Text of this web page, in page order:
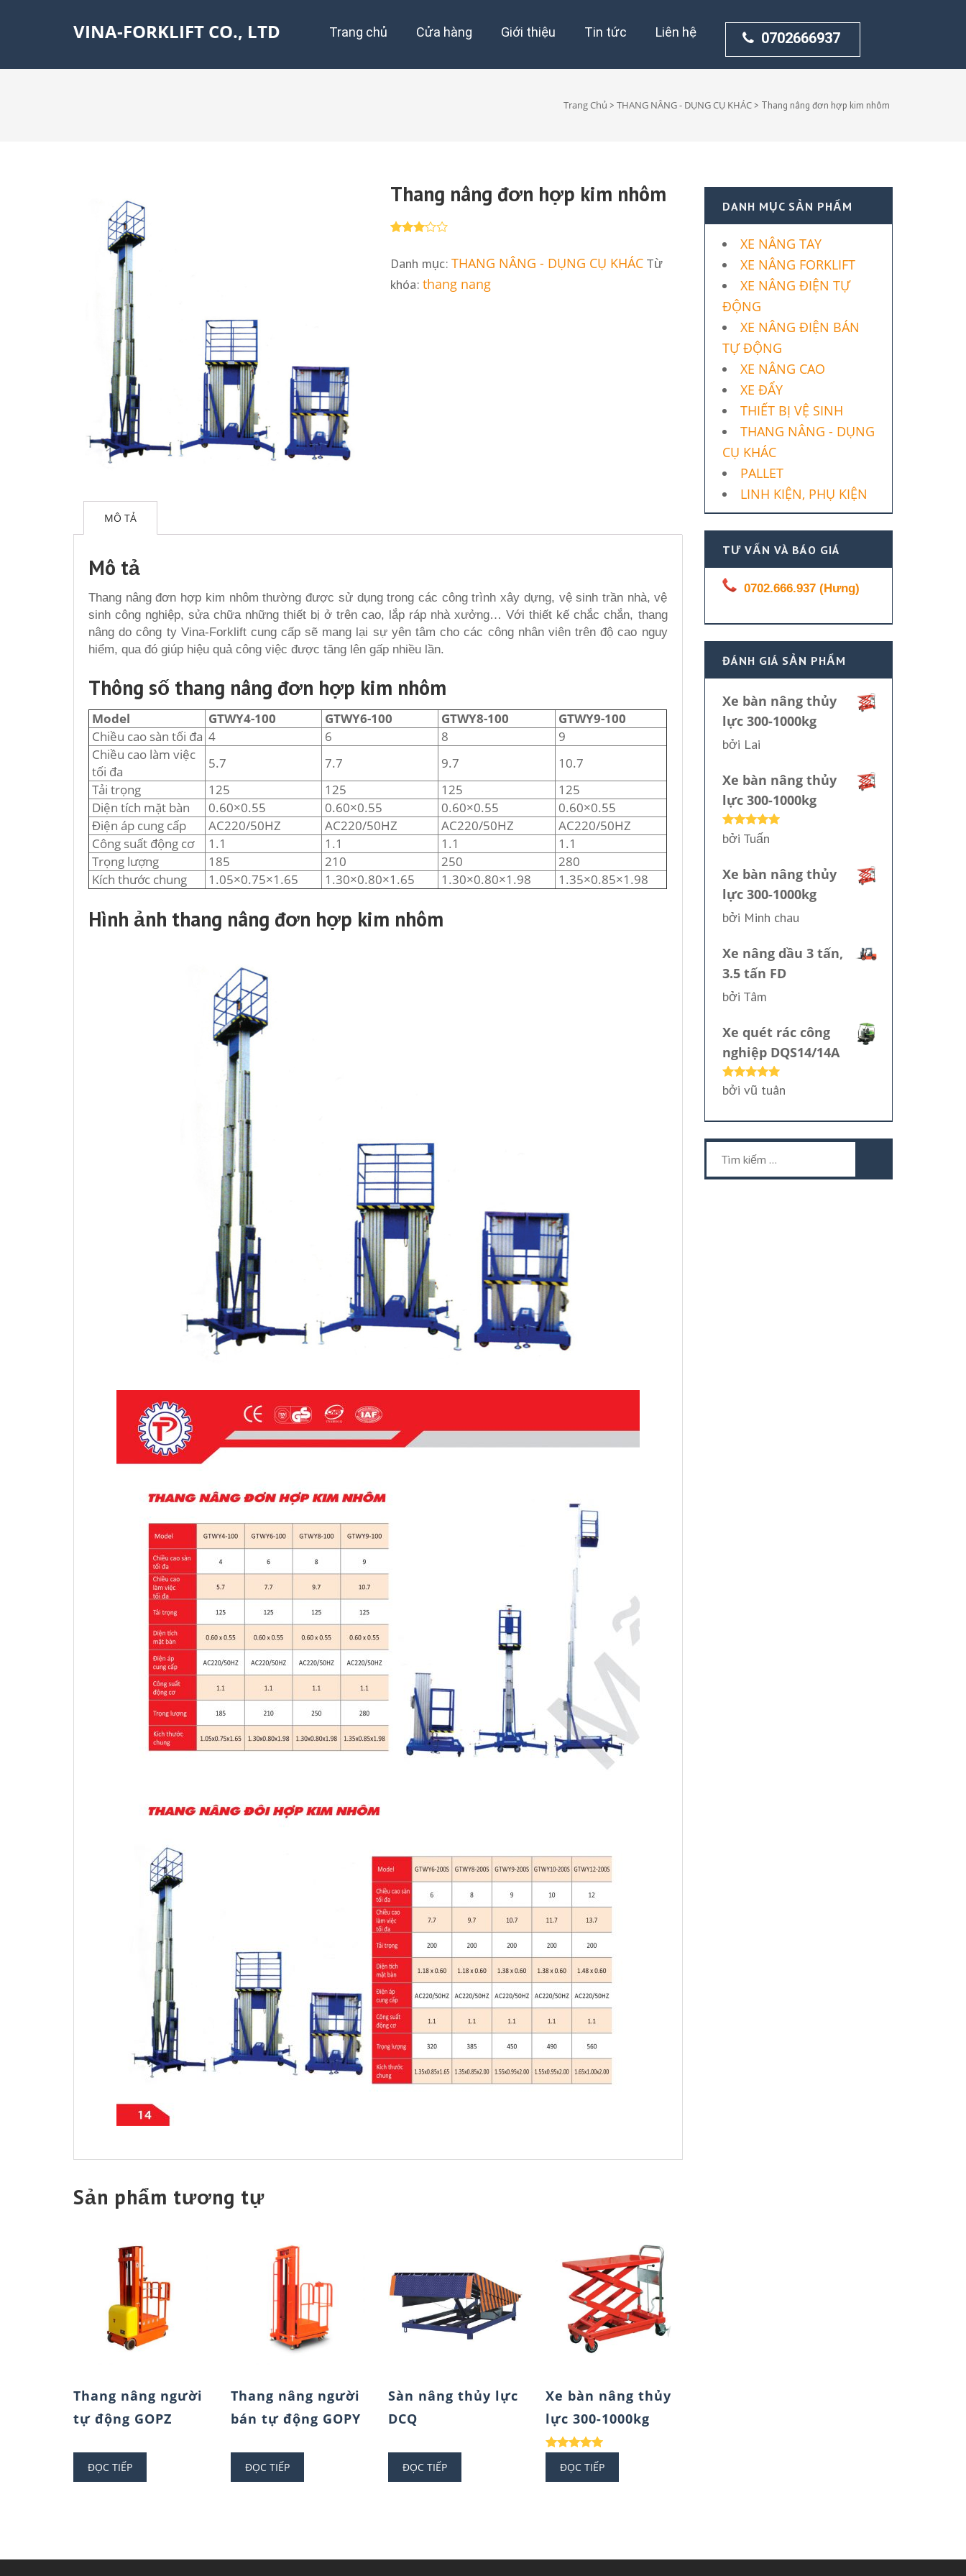
VINA-FORKLIFT CO., LTD Trang chủ Cửa hàng Giới thiệu Tin tức Liên hệ 0702666937
Trang Chủ > THANG NÂNG - DỤNG CỤ KHÁC > Thang nâng đơn hợp kim nhôm
Thang nâng đơn hợp kim nhôm
dựa
đánh
Danh mục: THANG NÂNG - DỤNG CỤ KHÁC Từ
khóa: thang nang
MÔ TẢ
Mô tả
Thang nâng đơn hợp kim nhôm thường được sử dụng trong các công trình xây dựng, vệ sinh trần nhà, vệ
sinh công nghiệp, sửa chữa những thiết bị ở trên cao, lắp ráp nhà xưởng… Với thiết kế chắc chắn, thang
nâng do công ty Vina-Forklift cung cấp sẽ mang lại sự yên tâm cho các công nhân viên trên độ cao nguy
hiểm, qua đó giúp hiệu quả công việc được tăng lên gấp nhiều lần.
Thông số thang nâng đơn hợp kim nhôm
Model GTWY4-100 GTWY6-100 GTWY8-100
GTWY9-100
Chiều cao sàn tối đa 4 6 8
9
Chiều cao làm việc
tối đa
5.7 7.7 9.7
10.7
Tải trọng
125 125 125
125
Diện tích mặt bàn
0.60×0.55 0.60×0.55 0.60×0.55
0.60×0.55
Điện áp cung cấp
AC220/50HZ AC220/50HZ AC220/50HZ
AC220/50HZ
Công suất động cơ
1.1 1.1 1.1
1.1
Trọng lượng
185 210 250
280
Kích thước chung
1.05×0.75×1.65 1.30×0.80×1.65 1.30×0.80×1.98 1.35×0.85×1.98
Hình ảnh thang nâng đơn hợp kim nhôm
Sản phẩm tương tự
Thang nâng người
tự động GOPZ
ĐỌC TIẾP
Thang nâng người
bán tự động GOPY
ĐỌC TIẾP
Sàn nâng thủy lực
DCQ
ĐỌC TIẾP
Xe bàn nâng thủy
lực 300-1000kg
hạng
5.00
ĐỌC TIẾP
DANH MỤC SẢN PHẨM
XE NÂNG TAY
XE NÂNG FORKLIFT
XE NÂNG ĐIỆN TỰ
ĐỘNG
XE NÂNG ĐIỆN BÁN
TỰ ĐỘNG
XE NÂNG CAO
XE ĐẨY
THIẾT BỊ VỆ SINH
THANG NÂNG - DỤNG
CỤ KHÁC
PALLET
LINH KIỆN, PHỤ KIỆN
TƯ VẤN VÀ BÁO GIÁ
0702.666.937 (Hưng)
ĐÁNH GIÁ SẢN PHẨM
Xe bàn nâng thủy
lực 300-1000kg
bởi Lai
Xe bàn nâng thủy
lực 300-1000kg
Được xếp
hạng55
bởi Tuấn
Xe bàn nâng thủy
lực 300-1000kg
bởi Minh chau
Xe nâng dầu 3 tấn,
3.5 tấn FD
bởi Tâm
Xe quét rác công
nghiệp DQS14/14A
Được xếp
bởi vũ tuân